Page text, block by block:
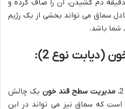
آب جوش ریخته و پس از ۱۰ دقیقه دم کشیدن، آن را صاف کرده و
سماق می تواند بخشی از یک رژیم
شما باشد.
سماق و تنظیم قند خون (دیابت نوع 2):
مدیریت سطح قند خون یک چالش
که سماق نیز می تواند در این